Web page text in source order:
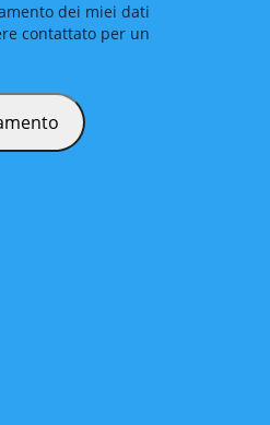
dei miei dati
contattato per un